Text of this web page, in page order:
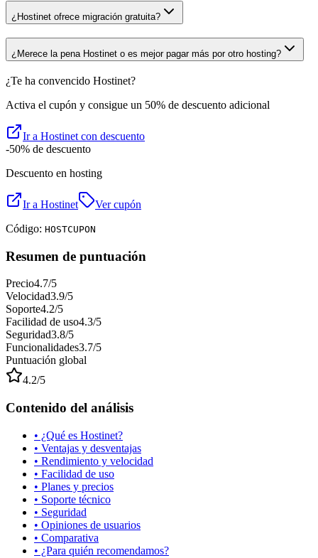
¿Hostinet ofrece migración gratuita?
¿Merece la pena Hostinet o es mejor pagar más por otro hosting?
¿Te ha convencido Hostinet?
Activa el cupón y consigue un 50% de descuento adicional
Ir a Hostinet con descuento
-50% de descuento
Descuento en hosting
Ir a Hostinet
Ver cupón
Código: HOSTCUPON
Resumen de puntuación
Precio4.7/5
Velocidad3.9/5
Soporte4.2/5
Facilidad de uso4.3/5
Seguridad3.8/5
Funcionalidades3.7/5
Puntuación global
4.2/5
Contenido del análisis
• ¿Qué es Hostinet?
• Ventajas y desventajas
• Rendimiento y velocidad
• Facilidad de uso
• Planes y precios
• Soporte técnico
• Seguridad
• Opiniones de usuarios
• Comparativa
• ¿Para quién recomendamos?